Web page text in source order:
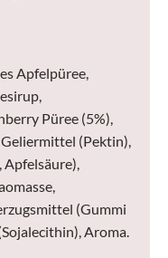
Apfelpüree,
Püree (5%),
(Pektin),
(Gummi
Aroma.